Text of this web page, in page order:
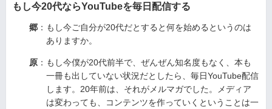
もし今20代ならYouTubeを毎日配信する
郷 ：もし今ご自分が20代だとすると何を始めるというのは
ありますか。
原 ：もし今僕が20代前半で、ぜんぜん知名度もなく、本も
一冊も出していない状況だとしたら、毎日YouTube配信
します。20年前は、それがメルマガでした。メディア
は変わっても、コンテンツを作っていくということは一